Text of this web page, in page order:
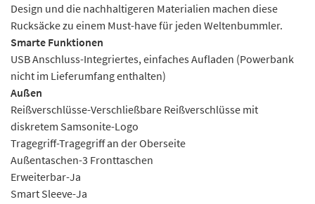
Design und die nachhaltigeren Materialien machen diese
Rucksäcke zu einem Must-have für jeden Weltenbummler.
Smarte Funktionen
USB Anschluss-Integriertes, einfaches Aufladen (Powerbank
nicht im Lieferumfang enthalten)
Außen
Reißverschlüsse-Verschließbare Reißverschlüsse mit
diskretem Samsonite-Logo
Tragegriff-Tragegriff an der Oberseite
Außentaschen-3 Fronttaschen
Erweiterbar-Ja
Smart Sleeve-Ja